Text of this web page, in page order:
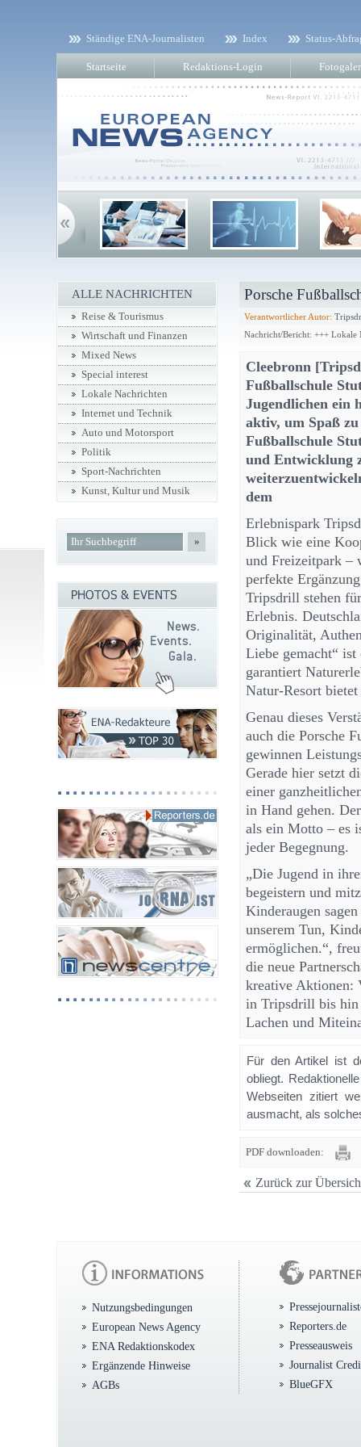
Ständige ENA-Journalisten Index Status-
Startseite Redaktions-Login
Porsche
Verantwortlicher Autor:
Nachricht/Bericht: +++ Lokale
Cleebronn
Fußballschule
Jugendlichen ein
aktiv, um Spaß
Fußballschule
und Entwicklung
dem
Erlebnispark
Blick wie eine
und Freizeitpark –
perfekte
Tripsdrill stehen
Erlebnis.
Originalität,
Liebe gemacht“
garantiert
Natur-Resort
Genau dieses
auch die Porsche
gewinnen
Gerade hier setzt
einer
in Hand gehen.
als ein Motto – es
jeder Begegnung.
„Die Jugend in
begeistern und
Kinderaugen
unserem Tun,
ermöglichen.“,
die neue
kreative Aktionen:
in Tripsdrill bis hin
Lachen und
Für den Artikel ist
obliegt.
Webseiten zitiert
ausmacht, als
PDF downloaden:
Zurück zur
ALLE NACHRICHTEN
Reise & Tourismus
Wirtschaft und Finanzen
Mixed News
Special interest
Lokale Nachrichten
Internet und Technik
Auto und Motorsport
Politik
Sport-Nachrichten
Kunst, Kultur und Musik
»
Nutzungsbedingungen
European News Agency
ENA Redaktionskodex
Ergänzende Hinweise
AGBs
Reporters.de
Presseausweis
Journalist
BlueGFX